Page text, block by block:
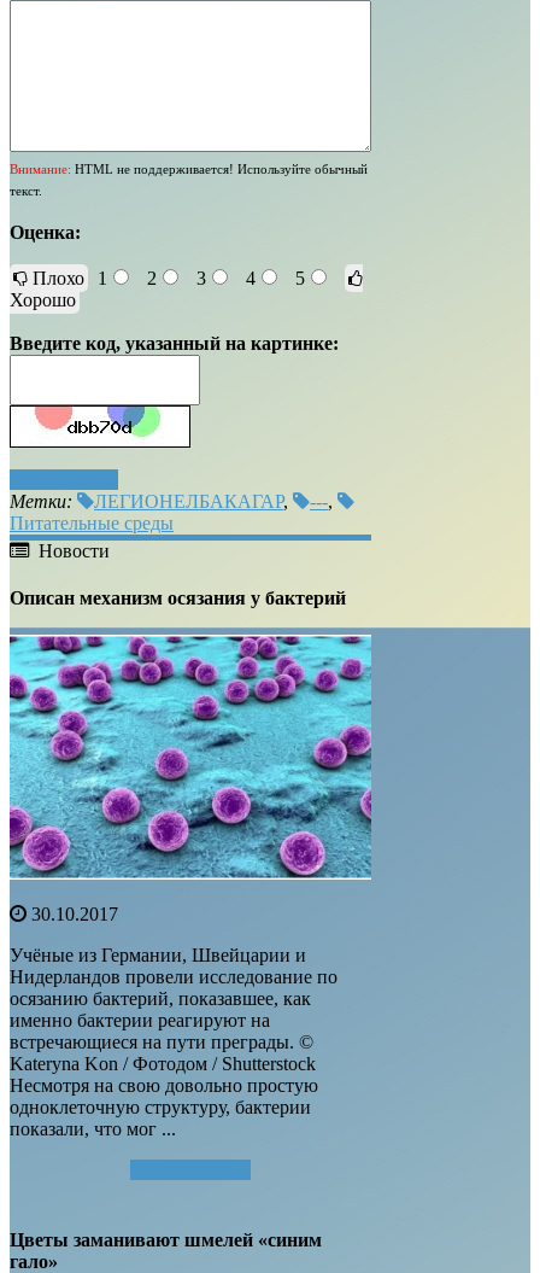
Внимание: HTML не поддерживается! Используйте обычный
текст.
Оценка:
Плохо 1 2 3 4
5
Хорошо
Введите код, указанный на картинке:
Метки:
ЛЕГИОНЕЛБАКАГАР, ---,
Питательные среды
Новости
Описан механизм осязания у бактерий
30.10.2017
Учёные из Германии, Швейцарии и
Нидерландов провели исследование по
осязанию бактерий, показавшее, как
именно бактерии реагируют на
встречающиеся на пути преграды. ©
Kateryna Kon / Фотодом / Shutterstock
Несмотря на свою довольно простую
одноклеточную структуру, бактерии
показали, что мог ...
Цветы заманивают шмелей «синим
гало»